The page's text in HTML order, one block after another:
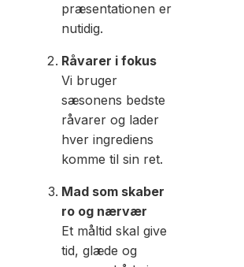
præsentationen er
nutidig.
Råvarer i fokus
Vi bruger
sæsonens bedste
råvarer og lader
hver ingrediens
komme til sin ret.
Mad som skaber
ro og nærvær
Et måltid skal give
tid, glæde og